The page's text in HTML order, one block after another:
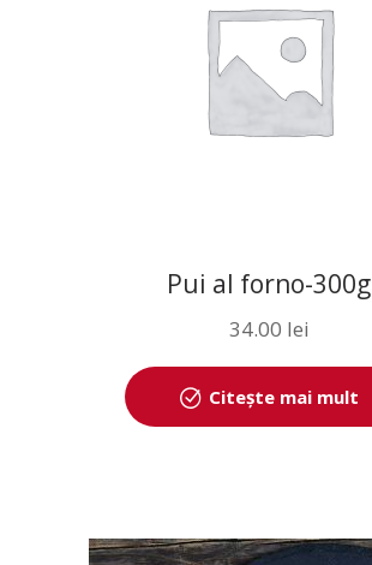
Pui al forno-300g
34.00 lei
Citește mai mult